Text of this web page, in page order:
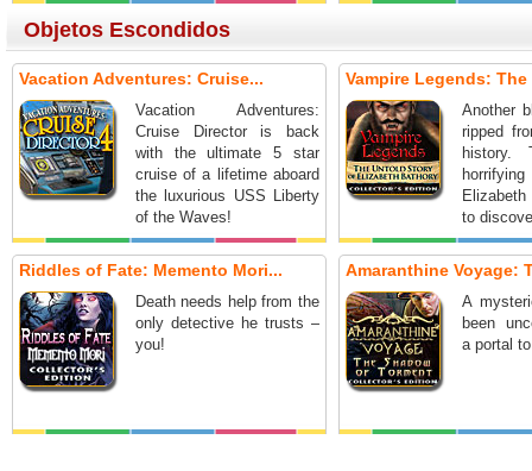
Objetos Escondidos
Vacation Adventures: Cruise...
Vacation Adventures:
Cruise Director is back
with the ultimate 5 star
cruise of a lifetime aboard
the luxurious USS Liberty
of the Waves!
Vampire Legends:
Another
ripped
history.
to
Riddles of Fate: Memento Mori...
Death needs help from the
only detective he trusts –
you!
Amaranthine Voyage:
A
been
a portal